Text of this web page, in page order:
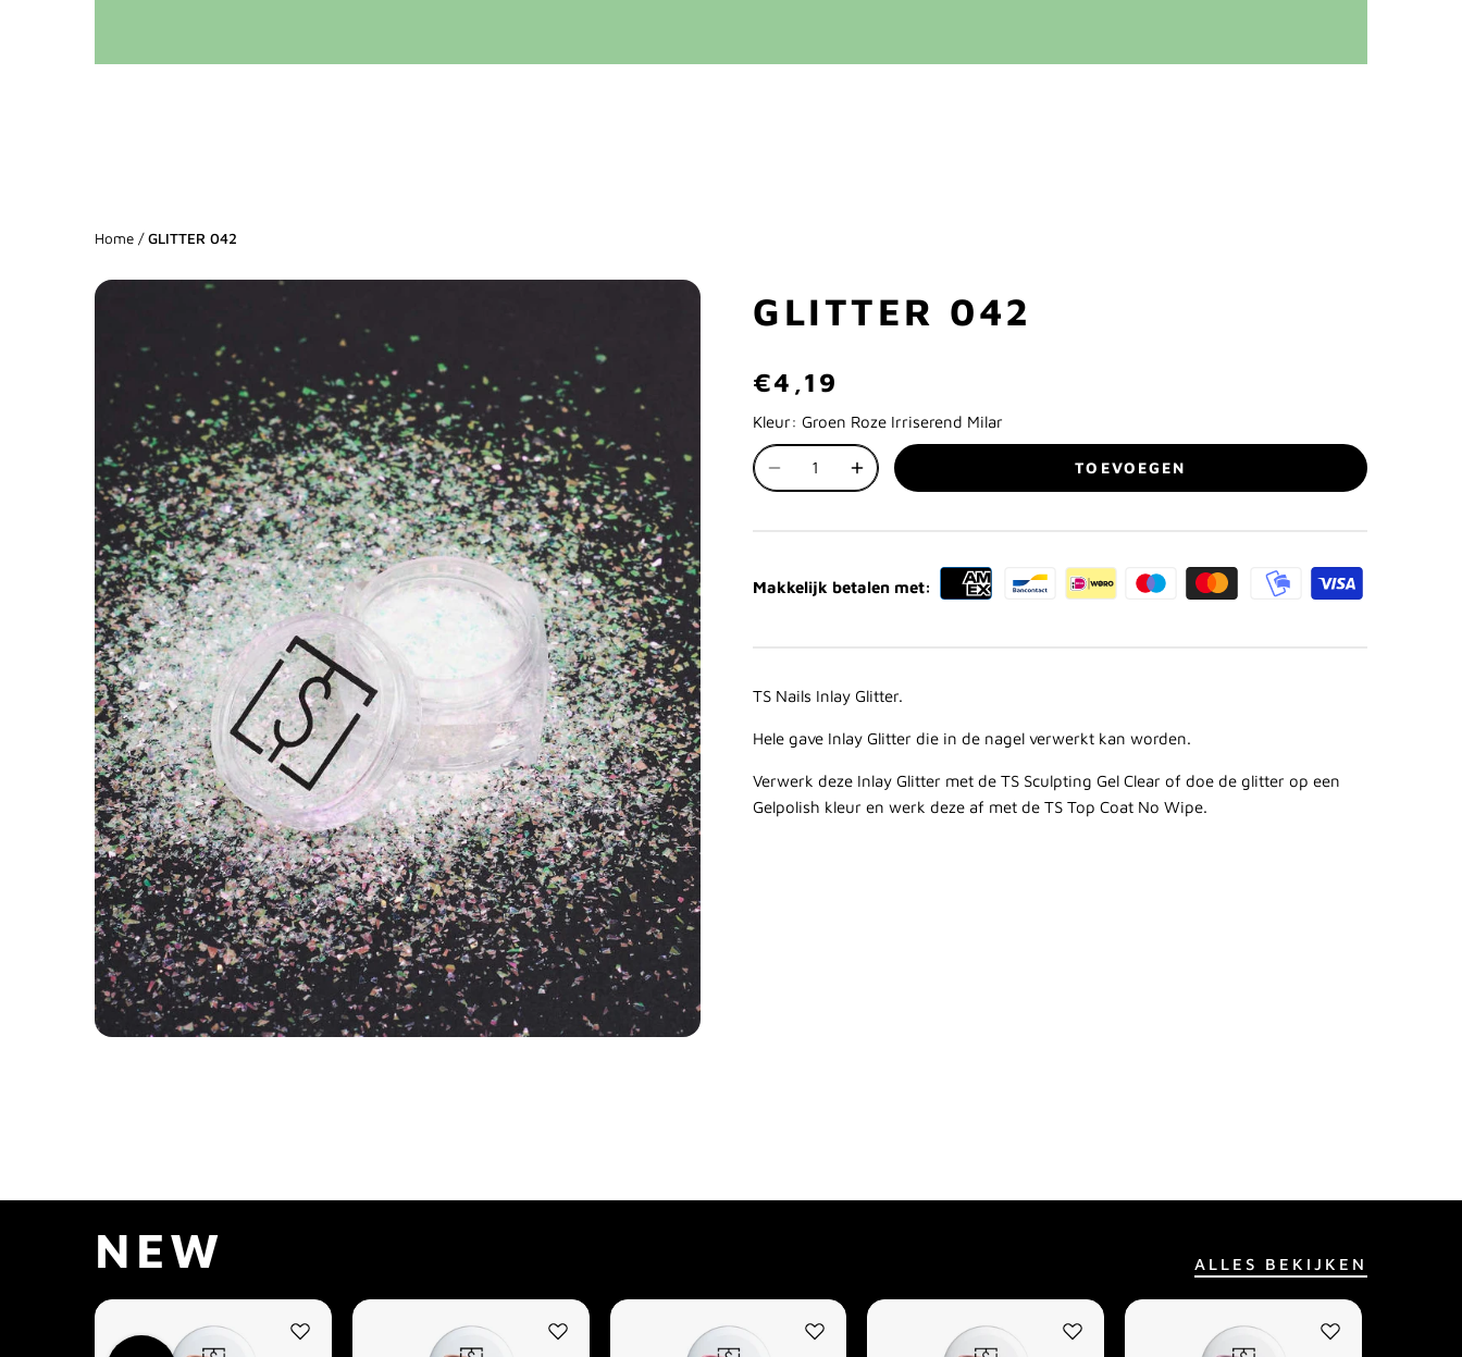
Home /GLITTER 042
GLITTER 042
€4,19
Kleur: Groen Roze Irriserend Milar
TOEVOEGEN
Makkelijk betalen met:
TS Nails Inlay Glitter.
Hele gave Inlay Glitter die in de nagel verwerkt kan worden.
Verwerk deze Inlay Glitter met de TS Sculpting Gel Clear of doe de glitter op een
Gelpolish kleur en werk deze af met de TS Top Coat No Wipe.
NEW ALLES BEKIJKEN